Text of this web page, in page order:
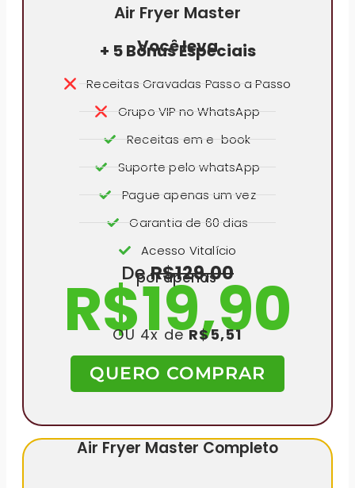
Air Fryer Master
Você leva
+ 5 Bônus Especiais
Receitas Gravadas Passo a Passo
Grupo VIP no WhatsApp
Receitas em e-book
Suporte pelo whatsApp
Pague apenas um vez
Garantia de 60 dias
Acesso Vitalício
DeR$129,00
por apenas
R$19,90
OU 4x deR$5,51
QUERO COMPRAR
Air Fryer Master Completo